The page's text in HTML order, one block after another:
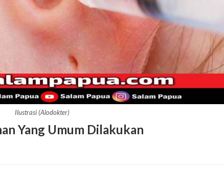
Ilustrasi (Alodokter)
Yang Umum Dilakukan